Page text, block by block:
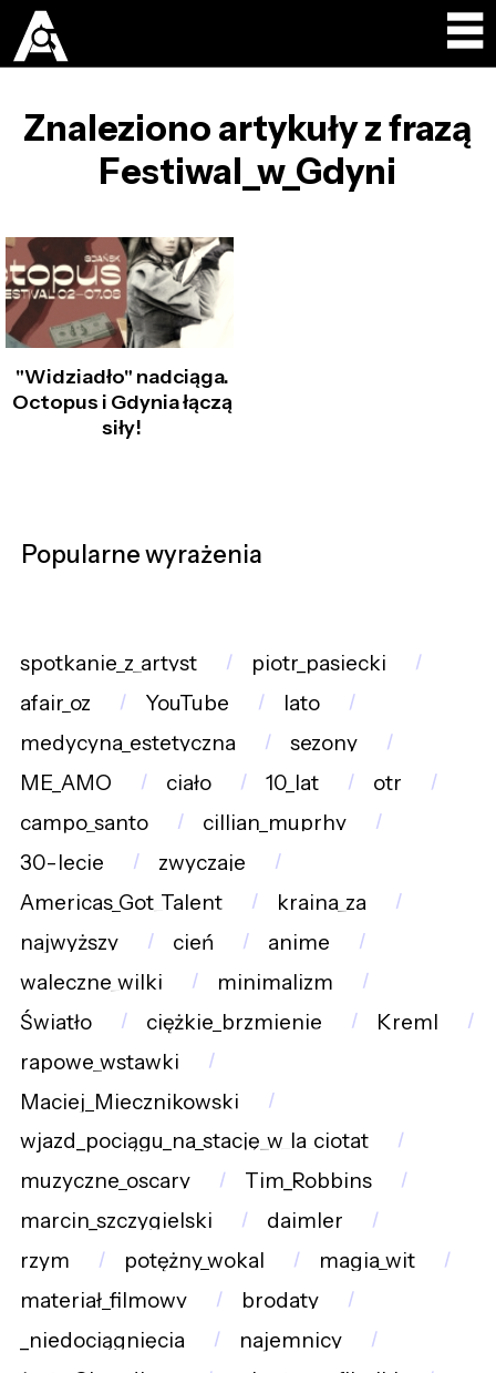
Znaleziono artykuły z frazą
Festiwal_w_Gdyni
"Widziadło" nadciąga.
Octopus i Gdynia łączą
siły!
Popularne wyrażenia
spotkanie_z_artyst
piotr_pasiecki
afair_oz
YouTube
lato
medycyna_estetyczna
sezony
ME_AMO
ciało 10_lat
otr
campo_santo
cillian_muprhy
30-lecie
zwyczaje
Americas_Got_Talent
kraina_za
najwyższy
cień
anime
waleczne_wilki
minimalizm
Światło
ciężkie_brzmienie
Kreml
rapowe_wstawki
Maciej_Miecznikowski
wjazd_pociągu_na_stację_w_la_ciotat
muzyczne_oscary
Tim_Robbins
marcin_szczygielski
daimler
rzym
potężny_wokal
magia_wit
materiał_filmowy
brodaty
_niedociągnięcia
najemnicy